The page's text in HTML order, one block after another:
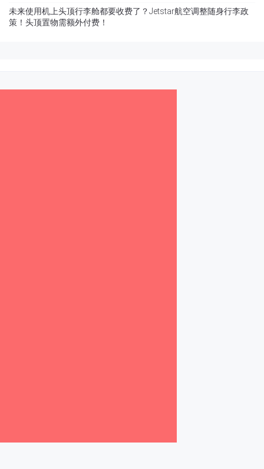
未来使用机上头顶行李舱都要收费了？Jetstar航空调整随身行李政
策！头顶置物需额外付费！